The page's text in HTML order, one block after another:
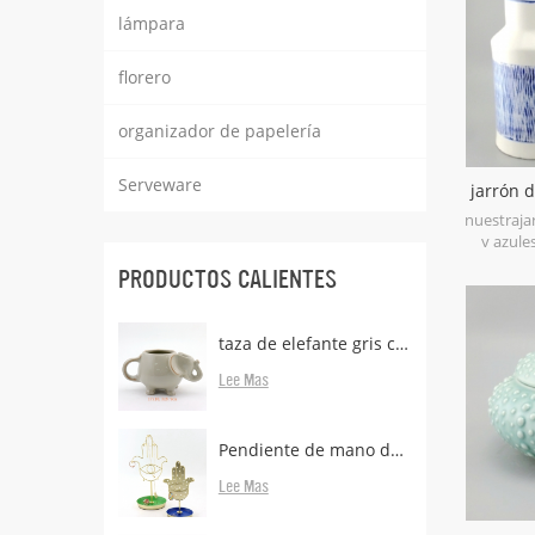
lámpara
florero
organizador de papelería
Serveware
PRODUCTOS CALIENTES
taza de elefante gris con porta bolsas de té
Lee Mas
Pendiente de mano de metal de latón con soporte
Lee Mas
jarrón
blanca
y
después